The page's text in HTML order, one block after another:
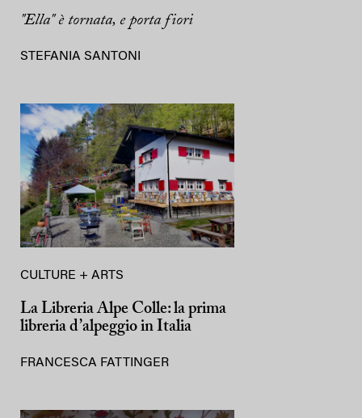
"Ella" è tornata, e porta fiori
STEFANIA SANTONI
CULTURE + ARTS
La Libreria Alpe Colle: la prima
libreria d’alpeggio in Italia
FRANCESCA FATTINGER